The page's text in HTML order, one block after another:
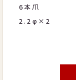
6本爪
2.2φ×2